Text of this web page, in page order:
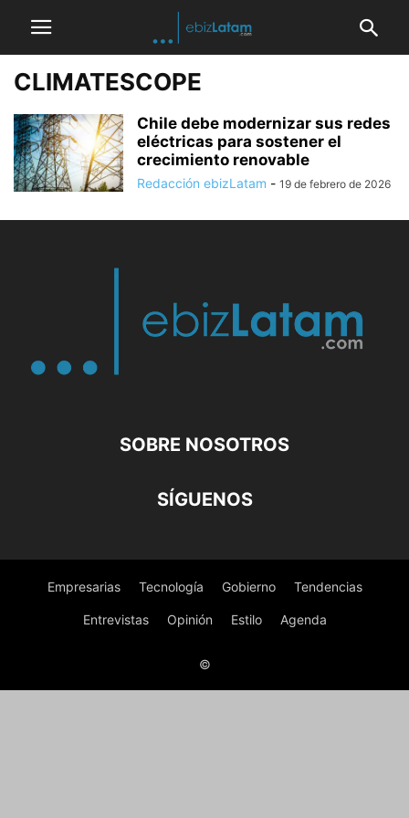
CLIMATESCOPE
Chile debe modernizar sus redes
eléctricas para sostener el
crecimiento renovable
Redacción ebizLatam - 19 de febrero de 2026
SOBRE NOSOTROS
SÍGUENOS
Empresarias Tecnología Gobierno Tendencias
Entrevistas Opinión Estilo Agenda
©